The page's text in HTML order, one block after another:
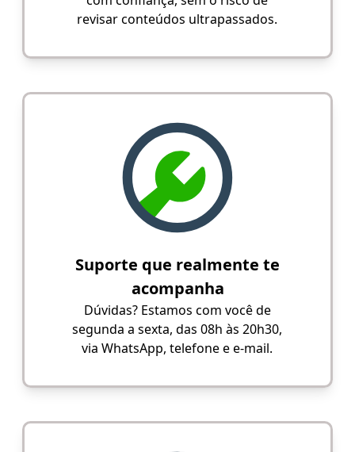
revisar conteúdos ultrapassados.
Suporte que realmente te
acompanha
Dúvidas? Estamos com você de
segunda a sexta, das 08h às 20h30,
via WhatsApp, telefone e e-mail.